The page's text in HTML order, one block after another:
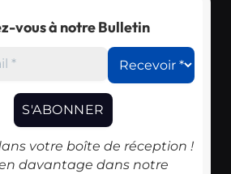
vous à notre Bulletin
votre boîte de réception !
davantage dans notre